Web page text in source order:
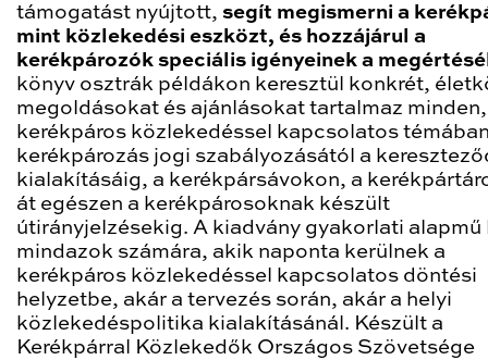
támogatást nyújtott, segít megismerni a
mint közlekedési eszközt, és hozzájárul a
kerékpározók speciális igényeinek a
könyv osztrák példákon keresztül konkrét,
megoldásokat és ajánlásokat tartalmaz
kerékpáros közlekedéssel kapcsolatos
kerékpározás jogi szabályozásától a
kialakításáig, a kerékpársávokon, a
át egészen a kerékpárosoknak készült
útirányjelzésekig. A kiadvány gyakorlati alapmű
mindazok számára, akik naponta kerülnek a
kerékpáros közlekedéssel kapcsolatos döntési
helyzetbe, akár a tervezés során, akár a helyi
közlekedéspolitika kialakításánál. Készült a
Kerékpárral Közlekedők Országos Szövetsége